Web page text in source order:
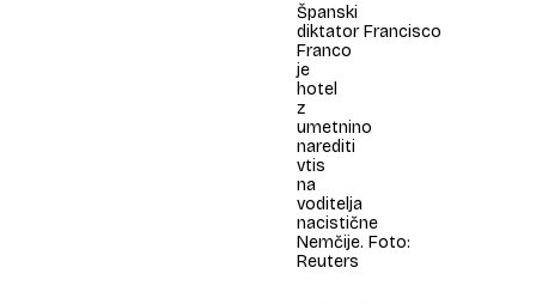
Španski
diktator Francisco
Franco
je
hotel
z
umetnino
narediti
vtis
na
voditelja
nacistične
Nemčije. Foto:
Reuters